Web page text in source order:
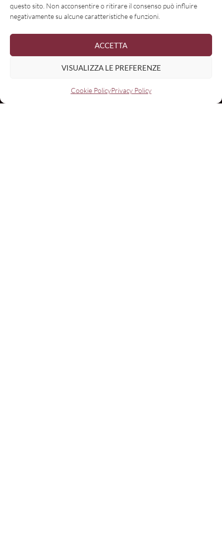
questo sito. Non acconsentire o ritirare il consenso può influire
negativamente su alcune caratteristiche e funzioni.
ACCETTA
VISUALIZZA LE PREFERENZE
Cookie PolicyPrivacy Policy
Con il contributo di